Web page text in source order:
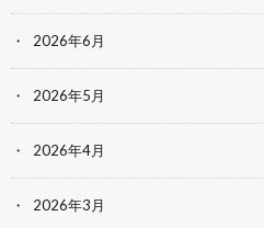
2026年6月
2026年5月
2026年4月
2026年3月